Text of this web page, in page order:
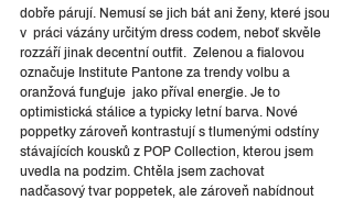
dobře párují. Nemusí se jich bát ani ženy, které jsou
v  práci vázány určitým dress codem, neboť skvěle
rozzáří jinak decentní outfit.  Zelenou a fialovou
označuje Institute Pantone za trendy volbu a
oranžová funguje  jako příval energie. Je to
optimistická stálice a typicky letní barva. Nové
poppetky zároveň kontrastují s tlumenými odstíny
stávajících kousků z POP Collection, kterou jsem
uvedla na podzim. Chtěla jsem zachovat
nadčasový tvar poppetek, ale zároveň nabídnout